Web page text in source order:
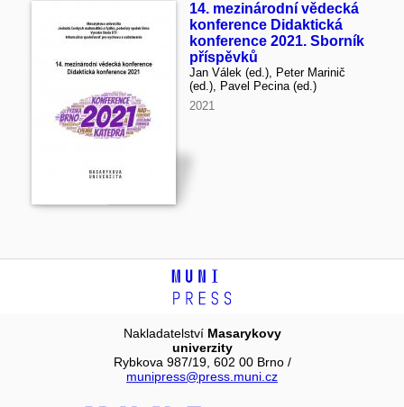
14. mezinárodní vědecká
konference Didaktická
konference 2021. Sborník
příspěvků
Jan Válek (ed.), Peter Marinič
(ed.), Pavel Pecina (ed.)
2021
Nakladatelství Masarykovy
univerzity
Rybkova 987/19, 602 00 Brno /
munipress@press.muni.cz